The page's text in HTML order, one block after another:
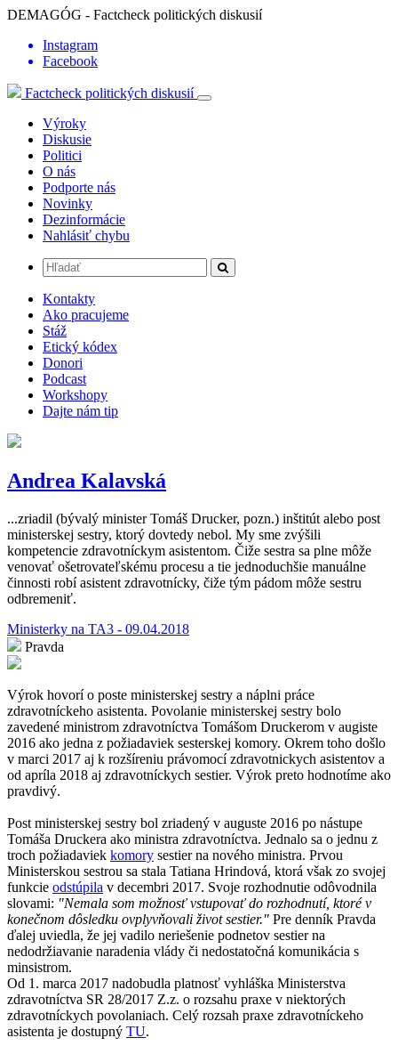
DEMAGÓG - Factcheck politických diskusií
Instagram
Facebook
Factcheck politických diskusií
Výroky
Diskusie
Politici
O nás
Podporte nás
Novinky
Dezinformácie
Nahlásiť chybu
Kontakty
Ako pracujeme
Stáž
Etický kódex
Donori
Podcast
Workshopy
Dajte nám tip
Andrea Kalavská
...zriadil (bývalý minister Tomáš Drucker, pozn.) inštitút alebo post
ministerskej sestry, ktorý dovtedy nebol. My sme zvýšili
kompetencie zdravotníckym asistentom. Čiže sestra sa plne môže
venovať ošetrovateľskému procesu a tie jednoduchšie manuálne
činnosti robí asistent zdravotnícky, čiže tým pádom môže sestru
odbremeniť.
Ministerky na TA3 - 09.04.2018
Pravda
Výrok hovorí o poste ministerskej sestry a náplni práce
zdravotníckeho asistenta. Povolanie ministerskej sestry bolo
zavedené ministrom zdravotníctva Tomášom Druckerom v augiste
2016 ako jedna z požiadaviek sesterskej komory. Okrem toho došlo
v marci 2017 aj k rozšíreniu právomocí zdravotnickych asistentov a
od apríla 2018 aj zdravotníckych sestier. Výrok preto hodnotíme ako
pravdivý.
Post ministerskej sestry bol zriadený v auguste 2016 po nástupe
Tomáša Druckera ako ministra zdravotníctva. Jednalo sa o jednu z
troch požiadaviek komory sestier na nového ministra. Prvou
Ministerskou sestrou sa stala Tatiana Hrindová, ktorá však zo svojej
funkcie odstúpila v decembri 2017. Svoje rozhodnutie odôvodnila
slovami: "Nemala som možnosť vstupovať do rozhodnutí, ktoré v
konečnom dôsledku ovplyvňovali život sestier." Pre denník Pravda
ďalej uviedla, že jej vadilo neriešenie podnetov sestier na
nedodržiavanie naradenia vlády či nedostatočná komunikácia s
minsistrom.
Od 1. marca 2017 nadobudla platnosť vyhláška Ministerstva
zdravotníctva SR 28/2017 Z.z. o rozsahu praxe v niektorých
zdravotníckych povolaniach. Celý rozsah praxe zdravotníckeho
asistenta je dostupný TU.